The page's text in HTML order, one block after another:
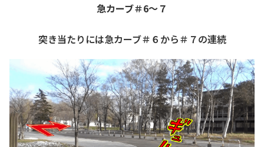
急カーブ＃6～７
突き当たりには急カーブ＃６から＃７の連続